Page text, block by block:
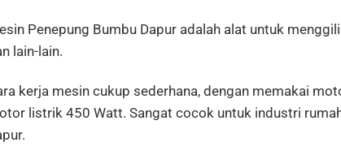
Penepung Bumbu Dapur adalah alat untuk
lain-lain.
kerja mesin cukup sederhana, dengan memakai
listrik 450 Watt. Sangat cocok untuk industri